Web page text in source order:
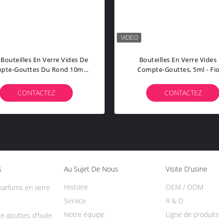
En Verre Vides De
Gouttes Du Rond 10ml
CONTACTEZ
Bouteilles En Verre Vides
Compte-Gouttes, 5ml -
Compte-Gouttes
CONTACTEZ
en verre
gouttes d'huile
Au Sujet De Nous
Histoire
Service
Notre équipe
Visite D'usine
Ligne de produits
OEM / ODM
R & D